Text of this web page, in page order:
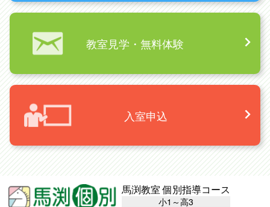
教室見学・無料体験
入室申込
馬渕教室 個別指導コース
小1～高3